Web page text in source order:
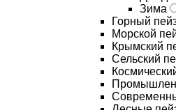
Зима
Горный
Морской
Крымский
Сельский